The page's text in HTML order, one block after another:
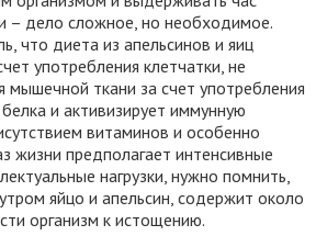
– дело сложное, но необходимое.
что диета из апельсинов и яиц
употребления клетчатки, не
мышечной ткани за счет употребления
и активизирует иммунную
витаминов и особенно
жизни предполагает интенсивные
нагрузки, нужно помнить,
яйцо и апельсин, содержит около
организм к истощению.